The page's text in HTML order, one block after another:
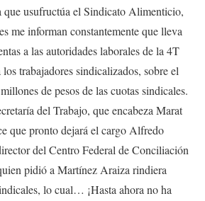
que usufructúa el Sindicato Alimenticio,
me informan constantemente que lleva
a las autoridades laborales de la 4T
trabajadores sindicalizados, sobre el
de pesos de las cuotas sindicales.
del Trabajo, que encabeza Marat
que pronto dejará el cargo Alfredo
del Centro Federal de Conciliación
pidió a Martínez Araiza rindiera
lo cual… ¡Hasta ahora no ha